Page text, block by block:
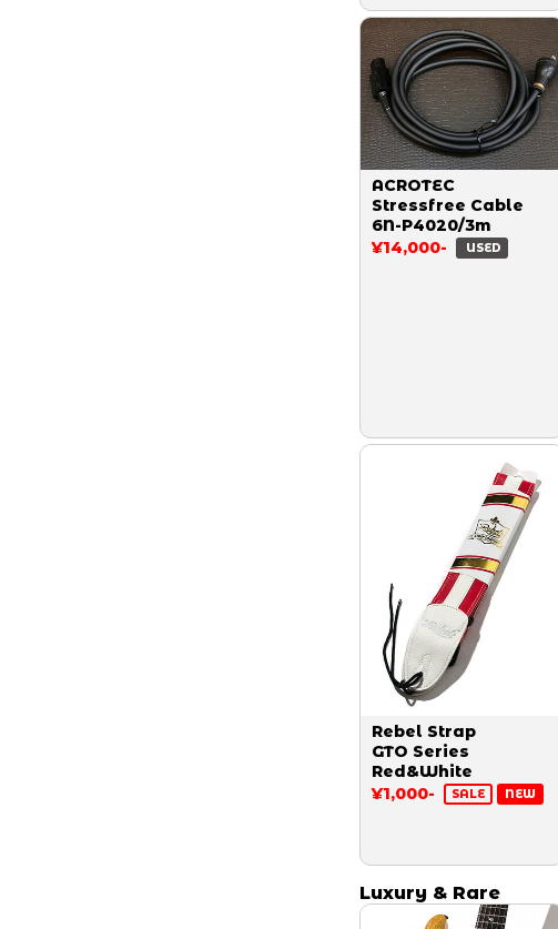
ACROTEC
Stressfree Cable
6N-P4020/3m
¥14,000-
USED
Rebel Strap
GTO Series
Red&White
¥1,000-
SALE NEW
Luxury & Rare